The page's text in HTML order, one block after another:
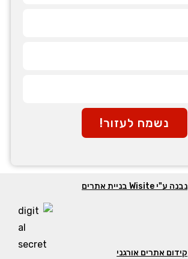
נשמח לעזור!
נבנה ע"י Wisite בניית אתרים
קידום אתרים אורגני